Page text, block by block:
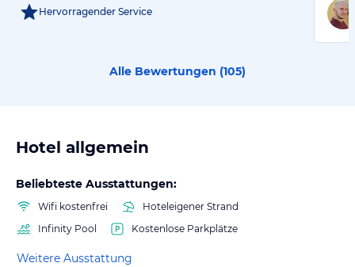
Hervorragender Service
Alle Bewertungen (105)
Hotel allgemein
Beliebteste Ausstattungen:
Wifi kostenfrei
Hoteleigener Strand
Infinity Pool
Kostenlose Parkplätze
Weitere Ausstattung